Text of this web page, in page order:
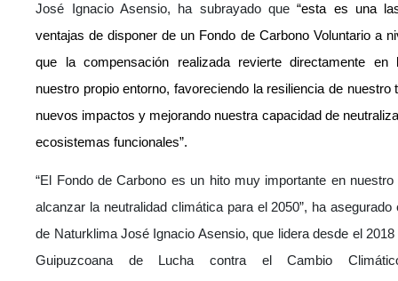
José Ignacio Asensio, ha subrayado que“esta es una
ventajas de disponer de un Fondo de Carbono Voluntario a
que la compensación realizada revierte directamente en
nuestro propio entorno, favoreciendo la resiliencia de nuestro
nuevos impactos y mejorando nuestra capacidad de
ecosistemas funcionales”.
“El Fondo de Carbono es un hito muy importante en nuestro
alcanzar la neutralidad climática para el 2050”, ha asegurado
de Naturklima José Ignacio Asensio, que lidera desde el
Guipuzcoana de Lucha contra el Cambio